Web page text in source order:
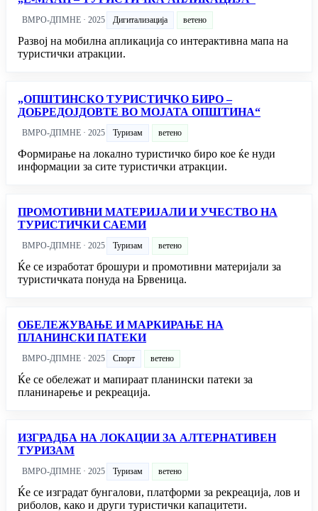
ВМРО-ДПМНЕ · 2025 Дигитализација ветено
Развој на мобилна апликација со интерактивна мапа на
туристички атракции.
„ОПШТИНСКО ТУРИСТИЧКО БИРО –
ДОБРЕДОЈДОВТЕ ВО МОЈАТА ОПШТИНА“
ВМРО-ДПМНЕ · 2025 Туризам ветено
Формирање на локално туристичко биро кое ќе нуди
информации за сите туристички атракции.
ПРОМОТИВНИ МАТЕРИЈАЛИ И УЧЕСТВО НА
ТУРИСТИЧКИ САЕМИ
ВМРО-ДПМНЕ · 2025 Туризам ветено
Ќе се изработат брошури и промотивни материјали за
туристичката понуда на Брвеница.
ОБЕЛЕЖУВАЊЕ И МАРКИРАЊЕ НА
ПЛАНИНСКИ ПАТЕКИ
ВМРО-ДПМНЕ · 2025 Спорт ветено
Ќе се обележат и мапираат планински патеки за
планинарење и рекреација.
ИЗГРАДБА НА ЛОКАЦИИ ЗА АЛТЕРНАТИВЕН
ТУРИЗАМ
ВМРО-ДПМНЕ · 2025 Туризам ветено
Ќе се изградат бунгалови, платформи за рекреација, лов и
риболов, како и други туристички капацитети.